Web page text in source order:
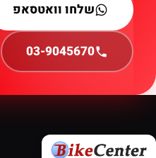
שלחו וואטסאפ
03-9045670